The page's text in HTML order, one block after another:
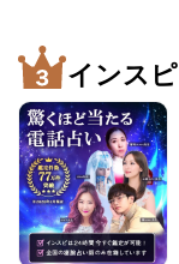
インスピ